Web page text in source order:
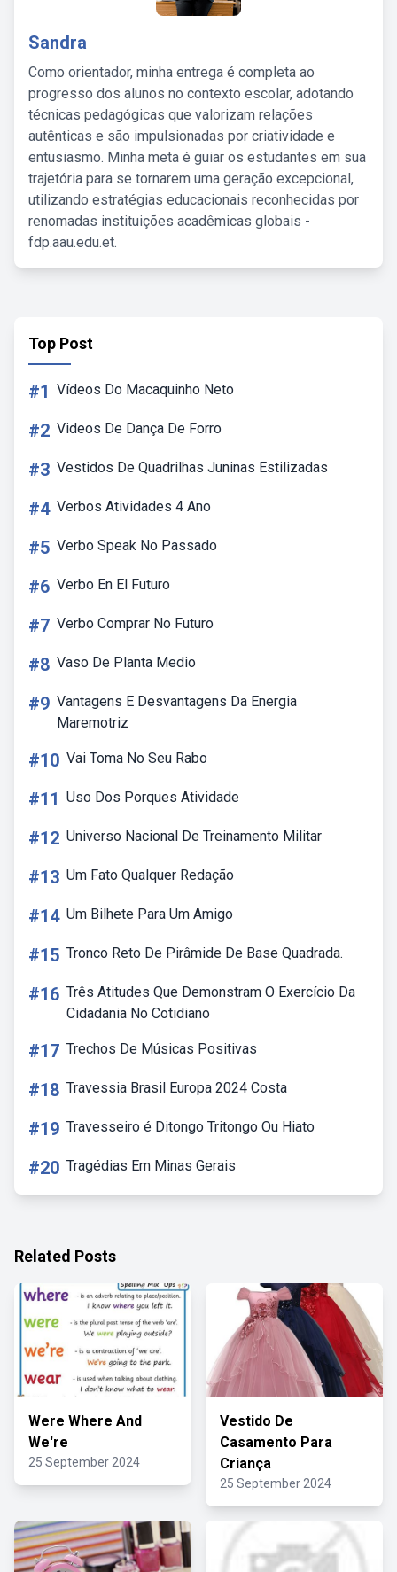
Sandra
Como orientador, minha entrega é completa ao
progresso dos alunos no contexto escolar, adotando
técnicas pedagógicas que valorizam relações
autênticas e são impulsionadas por criatividade e
entusiasmo. Minha meta é guiar os estudantes em sua
trajetória para se tornarem uma geração excepcional,
utilizando estratégias educacionais reconhecidas por
renomadas instituições acadêmicas globais -
fdp.aau.edu.et.
Top Post
#1 Vídeos Do Macaquinho Neto
#2 Videos De Dança De Forro
#3 Vestidos De Quadrilhas Juninas Estilizadas
#4 Verbos Atividades 4 Ano
#5 Verbo Speak No Passado
#6 Verbo En El Futuro
#7 Verbo Comprar No Futuro
#8 Vaso De Planta Medio
#9 Vantagens E Desvantagens Da Energia
Maremotriz
#10 Vai Toma No Seu Rabo
#11 Uso Dos Porques Atividade
#12 Universo Nacional De Treinamento Militar
#13 Um Fato Qualquer Redação
#14 Um Bilhete Para Um Amigo
#15 Tronco Reto De Pirâmide De Base Quadrada.
#16 Três Atitudes Que Demonstram O Exercício Da
Cidadania No Cotidiano
#17 Trechos De Músicas Positivas
#18 Travessia Brasil Europa 2024 Costa
#19 Travesseiro é Ditongo Tritongo Ou Hiato
#20 Tragédias Em Minas Gerais
Related Posts
Were Where And
We're
25 September 2024
Vestido De
Casamento Para
Criança
25 September 2024